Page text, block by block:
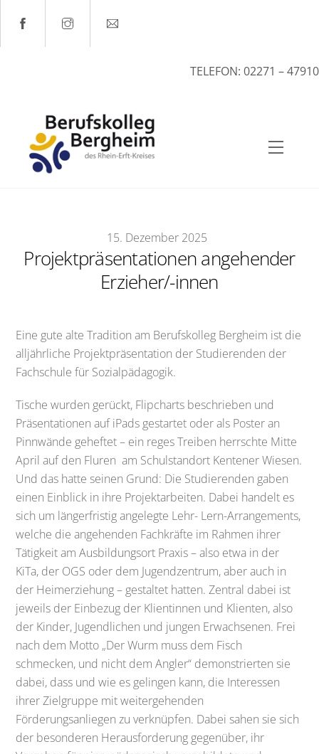
content
TELEFON: 02271 – 47910
Menu
15. Dezember 2025
Projektpräsentationen angehender
Erzieher/-innen
Eine gute alte Tradition am Berufskolleg Bergheim ist die
alljährliche Projektpräsentation der Studierenden der
Fachschule für Sozialpädagogik.
Tische wurden gerückt, Flipcharts beschrieben und
Präsentationen auf iPads gestartet oder als Poster an
Pinnwände geheftet – ein reges Treiben herrschte Mitte
April auf den Fluren am Schulstandort Kentener Wiesen.
Und das hatte seinen Grund: Die Studierenden gaben
einen Einblick in ihre Projektarbeiten. Dabei handelt es
sich um längerfristig angelegte Lehr- Lern-Arrangements,
welche die angehenden Fachkräfte im Rahmen ihrer
Tätigkeit am Ausbildungsort Praxis – also etwa in der
KiTa, der OGS oder dem Jugendzentrum, aber auch in
der Heimerziehung – gestaltet hatten. Zentral dabei ist
jeweils der Einbezug der Klientinnen und Klienten, also
der Kinder, Jugendlichen und jungen Erwachsenen. Frei
nach dem Motto „Der Wurm muss dem Fisch
schmecken, und nicht dem Angler“ demonstrierten sie
dabei, dass und wie es gelingen kann, die Interessen
ihrer Zielgruppe mit weitergehenden
Förderungsanliegen zu verknüpfen. Dabei sahen sie sich
der besonderen Herausforderung gegenüber, ihr